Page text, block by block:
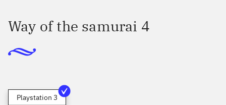
Way of the samurai 4
Playstation 3